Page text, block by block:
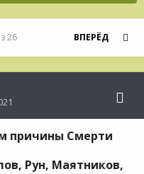
ВПЕРЁД
26
причины Смерти
Рун, Маятников,